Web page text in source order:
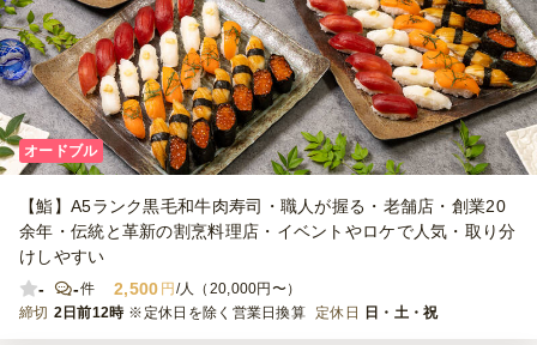
オードブル
【鮨】A5ランク黒毛和牛肉寿司・職人が握る・老舗店・創業20
余年・伝統と革新の割烹料理店・イベントやロケで人気・取り分
けしやすい
-
-件 2,500 円 /人（20,000円〜）
締切 2日前12時 ※定休日を除く営業日換算 定休日 日・土・祝